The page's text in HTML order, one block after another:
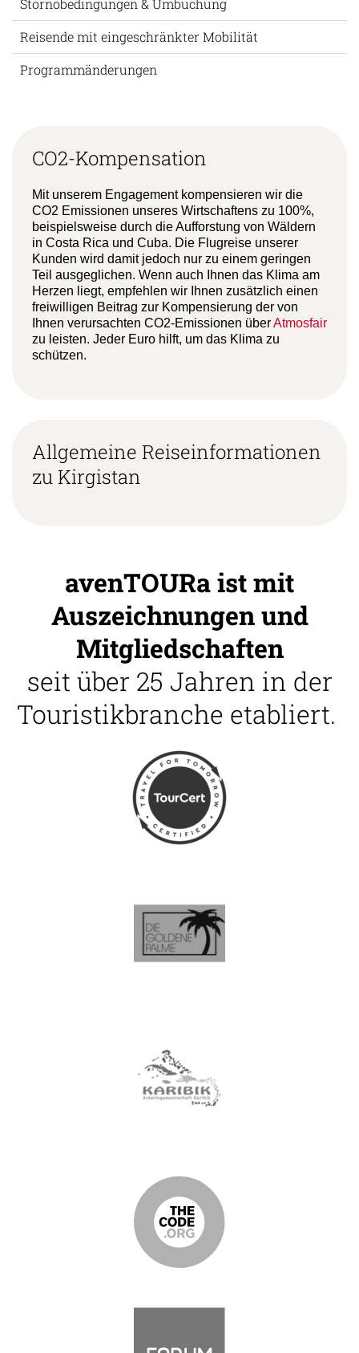
Reisende mit eingeschränkter Mobilität
Programmänderungen
CO2-Kompensation
Mit unserem Engagement kompensieren wir die
CO2 Emissionen unseres Wirtschaftens zu 100%,
beispielsweise durch die Aufforstung von Wäldern
in Costa Rica und Cuba. Die Flugreise unserer
Kunden wird damit jedoch nur zu einem geringen
Teil ausgeglichen. Wenn auch Ihnen das Klima am
Herzen liegt, empfehlen wir Ihnen zusätzlich einen
freiwilligen Beitrag zur Kompensierung der von
Ihnen verursachten CO2-Emissionen überAtmosfair
zu leisten. Jeder Euro hilft, um das Klima zu
schützen.
Allgemeine Reiseinformationen
zu Kirgistan
avenTOURa ist mit
Auszeichnungen und
Mitgliedschaften
seit über 25 Jahren in der
Touristikbranche etabliert.